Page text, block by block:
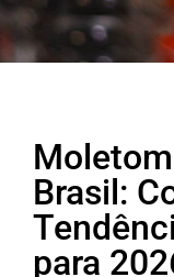
Brasil:
para